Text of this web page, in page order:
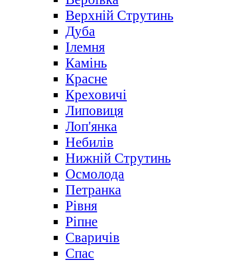
Верхній Струтинь
Дуба
Ілемня
Камінь
Красне
Креховичі
Липовиця
Лоп'янка
Небилів
Нижній Струтинь
Осмолода
Петранка
Рівня
Ріпне
Сваричів
Спас